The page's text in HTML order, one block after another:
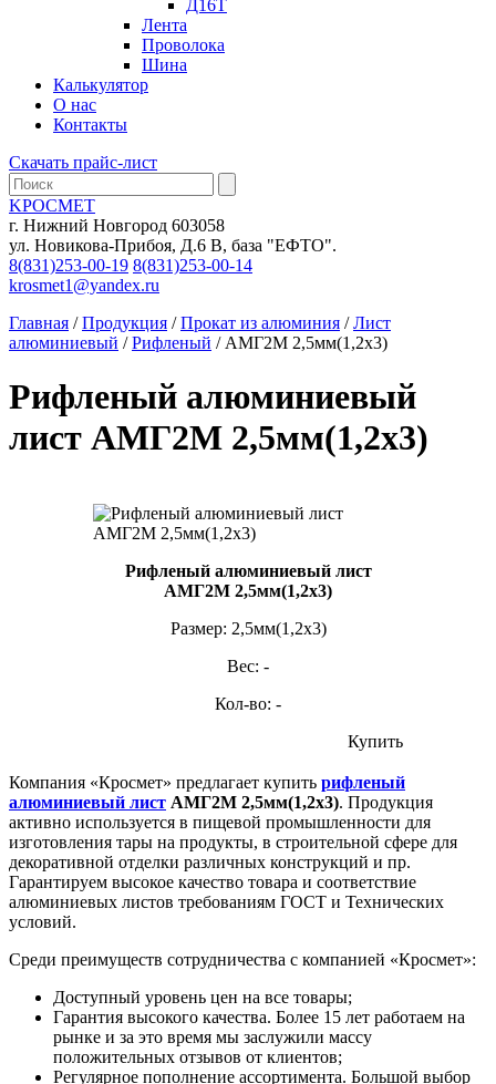
Д16Т
Лента
Проволока
Шина
Калькулятор
О нас
Контакты
Скачать прайс-лист
KРОСМЕТ
г. Нижний Новгород 603058
ул. Новикова-Прибоя, Д.6 В, база "ЕФТО".
8(831)253-00-19 8(831)253-00-14
krosmet1@yandex.ru
Главная /Продукция /Прокат из алюминия /Лист
алюминиевый /Рифленый / АМГ2М 2,5мм(1,2х3)
Рифленый алюминиевый
лист АМГ2М 2,5мм(1,2х3)
Рифленый алюминиевый лист
АМГ2М 2,5мм(1,2х3)
Размер: 2,5мм(1,2х3)
Вес: -
Кол-во: -
Купить
Компания «Кросмет» предлагает купить рифленый
алюминиевый лист АМГ2М 2,5мм(1,2х3). Продукция
активно используется в пищевой промышленности для
изготовления тары на продукты, в строительной сфере для
декоративной отделки различных конструкций и пр.
Гарантируем высокое качество товара и соответствие
алюминиевых листов требованиям ГОСТ и Технических
условий.
Среди преимуществ сотрудничества с компанией «Кросмет»:
Доступный уровень цен на все товары;
Гарантия высокого качества. Более 15 лет работаем на
рынке и за это время мы заслужили массу
положительных отзывов от клиентов;
Регулярное пополнение ассортимента. Большой выбор